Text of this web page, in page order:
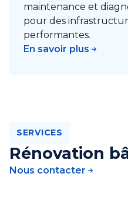
maintenance et
pour des
performantes.
En savoir plus
SERVICES
Rénovation
Nous contacter